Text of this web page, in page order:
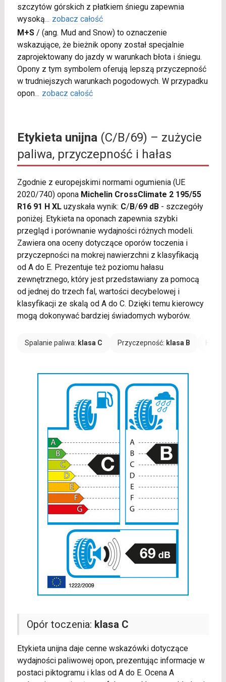
szczytów górskich z płatkiem śniegu zapewnia
wysoką... zobacz całość
M+S/ (ang. Mud and Snow) to oznaczenie
wskazujące, że bieżnik opony został specjalnie
zaprojektowany do jazdy w warunkach błota i śniegu.
Opony z tym symbolem oferują lepszą przyczepność
w trudniejszych warunkach pogodowych. W przypadku
opon... zobacz całość
Etykieta unijna(C/B/69) – zużycie
paliwa, przyczepność i hałas
Zgodnie z europejskimi normami ogumienia (UE
2020/740) opona Michelin CrossClimate 2 195/55
R16 91 H XLuzyskała wynik: C/B/69 dB- szczegóły
poniżej. Etykieta na oponach zapewnia szybki
przegląd i porównanie wydajności różnych modeli.
Zawiera ona oceny dotyczące oporów toczenia i
przyczepności na mokrej nawierzchni z klasyfikacją
od A do E. Prezentuje też poziomu hałasu
zewnętrznego, który jest przedstawiany za pomocą
od jednej do trzech fal, wartości decybelowej i
klasyfikacji ze skalą od A do C. Dzięki temu kierowcy
mogą dokonywać bardziej świadomych wyborów.
Spalanie paliwa: klasa C Przyczepność: klasa B
Opór toczenia: klasa C
Etykieta unijna daje cenne wskazówki dotyczące
wydajności paliwowej opon, prezentując informacje w
postaci piktogramu i klas od A do E. Ocena A